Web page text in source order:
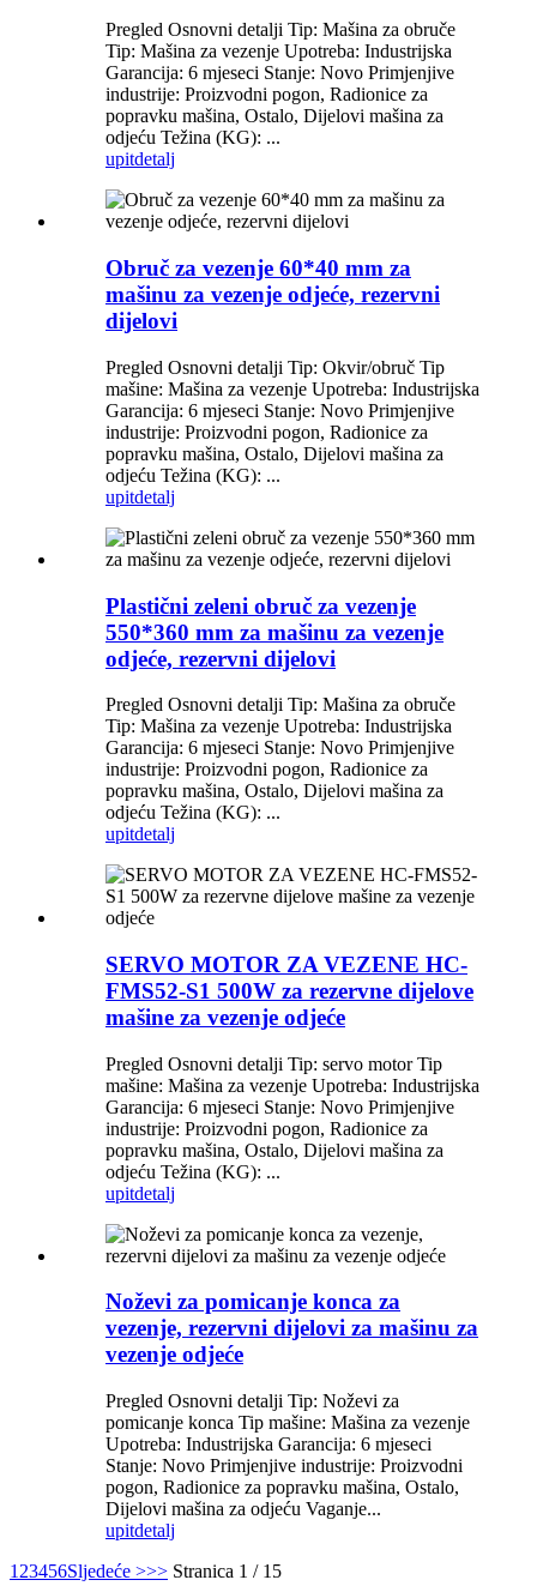
Pregled Osnovni detalji Tip: Mašina za obruče
Tip: Mašina za vezenje Upotreba: Industrijska
Garancija: 6 mjeseci Stanje: Novo Primjenjive
industrije: Proizvodni pogon, Radionice za
popravku mašina, Ostalo, Dijelovi mašina za
odjeću Težina (KG): ...
upitdetalj
Obruč za vezenje 60*40 mm za
mašinu za vezenje odjeće, rezervni
dijelovi
Pregled Osnovni detalji Tip: Okvir/obruč Tip
mašine: Mašina za vezenje Upotreba: Industrijska
Garancija: 6 mjeseci Stanje: Novo Primjenjive
industrije: Proizvodni pogon, Radionice za
popravku mašina, Ostalo, Dijelovi mašina za
odjeću Težina (KG): ...
upitdetalj
Plastični zeleni obruč za vezenje
550*360 mm za mašinu za vezenje
odjeće, rezervni dijelovi
Pregled Osnovni detalji Tip: Mašina za obruče
Tip: Mašina za vezenje Upotreba: Industrijska
Garancija: 6 mjeseci Stanje: Novo Primjenjive
industrije: Proizvodni pogon, Radionice za
popravku mašina, Ostalo, Dijelovi mašina za
odjeću Težina (KG): ...
upitdetalj
SERVO MOTOR ZA VEZENE HC-
FMS52-S1 500W za rezervne dijelove
mašine za vezenje odjeće
Pregled Osnovni detalji Tip: servo motor Tip
mašine: Mašina za vezenje Upotreba: Industrijska
Garancija: 6 mjeseci Stanje: Novo Primjenjive
industrije: Proizvodni pogon, Radionice za
popravku mašina, Ostalo, Dijelovi mašina za
odjeću Težina (KG): ...
upitdetalj
Noževi za pomicanje konca za
vezenje, rezervni dijelovi za mašinu za
vezenje odjeće
Pregled Osnovni detalji Tip: Noževi za
pomicanje konca Tip mašine: Mašina za vezenje
Upotreba: Industrijska Garancija: 6 mjeseci
Stanje: Novo Primjenjive industrije: Proizvodni
pogon, Radionice za popravku mašina, Ostalo,
Dijelovi mašina za odjeću Vaganje...
upitdetalj
1 23456Sljedeće >>> Stranica 1 / 15